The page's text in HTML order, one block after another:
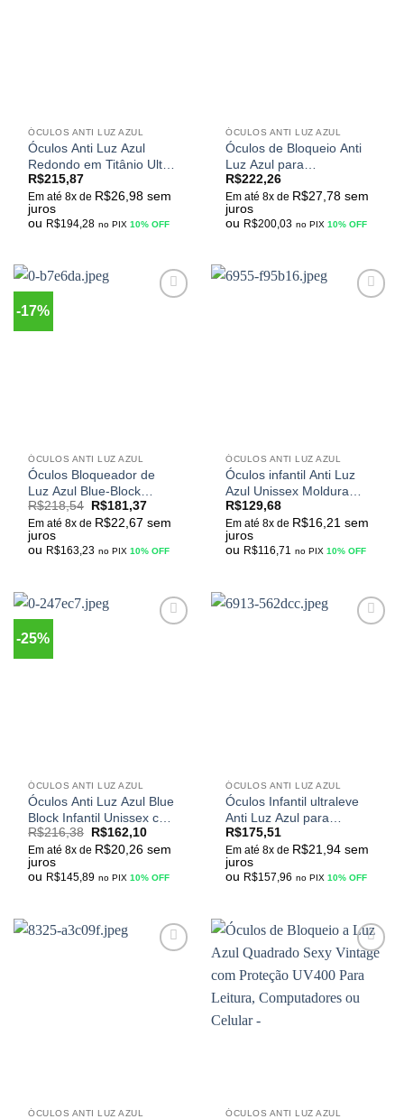
ÓCULOS ANTI LUZ AZUL
Óculos Anti Luz Azul
Redondo em Titânio Ultra
Leve Blue Block Cristal M-
51022
R$215,87
Em até 8x de R$26,98 sem
juros
ou R$194,28 no PIX10% OFF
ÓCULOS ANTI LUZ AZUL
Óculos de Bloqueio Anti
Luz Azul para
Computador Armação
Quadrado em Titânio
Ultra Leve Retrô Unissex
R$222,26
Em até 8x de R$27,78 sem
juros
ou R$200,03 no PIX10% OFF
-17%
ÓCULOS ANTI LUZ AZUL
Óculos Bloqueador de
Luz Azul Blue-Block
Design Infantil Unissex
para Computador, Celular
e Jogos M-S7104
R$218,54 R$181,37
Em até 8x de R$22,67 sem
juros
ou R$163,23 no PIX10% OFF
ÓCULOS ANTI LUZ AZUL
Óculos infantil Anti Luz
Azul Unissex Moldura
Oval Silicone Para
Computadores, Games
ou Leitura
R$129,68
Em até 8x de R$16,21 sem
juros
ou R$116,71 no PIX10% OFF
-25%
ÓCULOS ANTI LUZ AZUL
Óculos Anti Luz Azul Blue
Block Infantil Unissex com
UV400 M-s7101
R$216,38 R$162,10
Em até 8x de R$20,26 sem
juros
ou R$145,89 no PIX10% OFF
ÓCULOS ANTI LUZ AZUL
Óculos Infantil ultraleve
Anti Luz Azul para
Computador ou Leitura
R$175,51
Em até 8x de R$21,94 sem
juros
ou R$157,96 no PIX10% OFF
ÓCULOS ANTI LUZ AZUL
Adicionar
aos
desejos
ÓCULOS ANTI LUZ AZUL